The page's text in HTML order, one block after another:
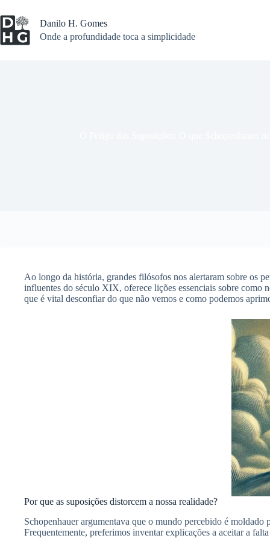
para
o
conteúdo
Danilo H. Gomes
Onde a profundidade toca a simplicidade
Ao longo da história, grandes filósofos nos alertaram sobre os
influentes do século XIX, oferece lições essenciais sobre como
que é vital desconfiar do que não vemos e como podemos
Por que as suposições distorcem a nossa realidade?
Schopenhauer argumentava que o mundo percebido é moldado
Frequentemente, preferimos inventar explicações a aceitar a